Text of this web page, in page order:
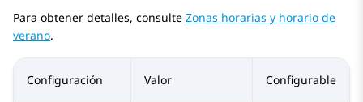
Para obtener detalles, consulte Zonas horarias y horario de
verano.
Configuración Valor Configurable